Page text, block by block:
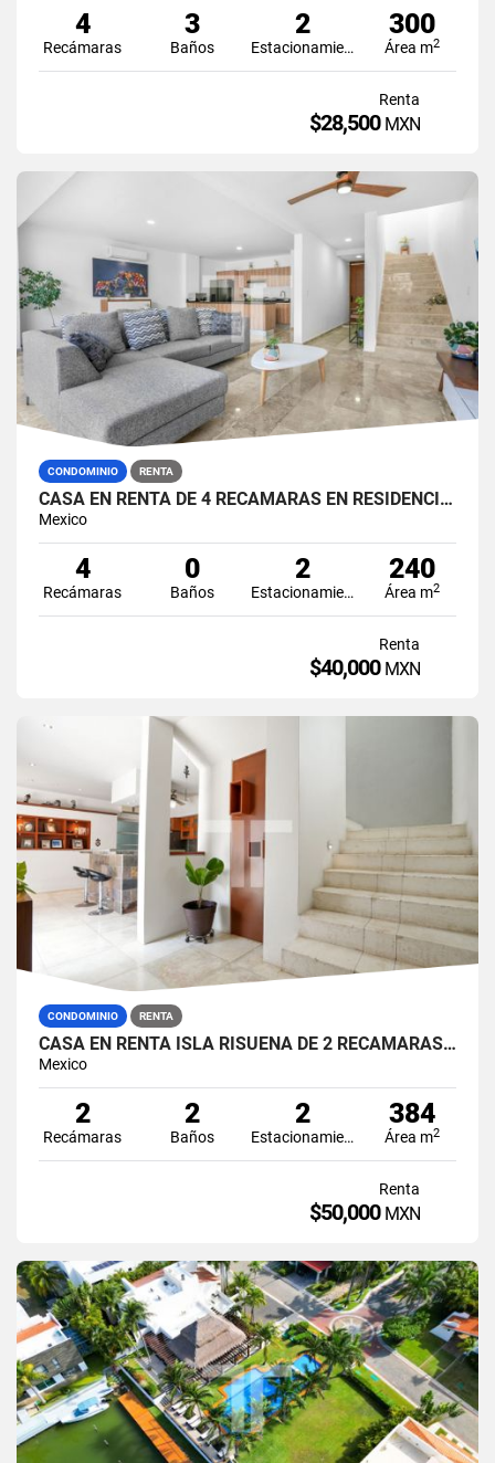
4
Recámaras
3
Baños
2
Estacionamiento
300
Área m2
Renta
$28,500 MXN
CONDOMINIO RENTA
CASA EN RENTA DE 4 RECÁMARAS EN RESIDENCIAL AQUA CANCÚN
Mexico
4
Recámaras
0
Baños
2
Estacionamiento
240
Área m2
Renta
$40,000 MXN
CONDOMINIO RENTA
CASA EN RENTA ISLA RISUEÑA DE 2 RECÁMARAS EN ISLA DORADA ZONA HOTELERA CANCÚN
Mexico
2
Recámaras
2
Baños
2
Estacionamiento
384
Área m2
Renta
$50,000 MXN